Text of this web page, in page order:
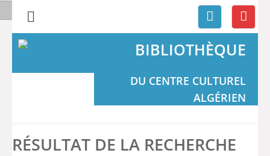
BIBLIOTHÈQUE
DU CENTRE CULTUREL
ALGÉRIEN
RÉSULTAT DE LA RECHERCHE